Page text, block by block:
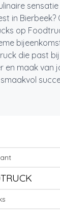
in
op
die past
en maak van